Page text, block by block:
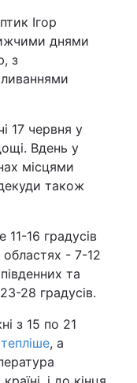
Ігор
днями
з
17 червня у
Вдень у
місцями
також
16 градусів
областях - 7-12
та
28 градусів.
з 15 по 21
, а